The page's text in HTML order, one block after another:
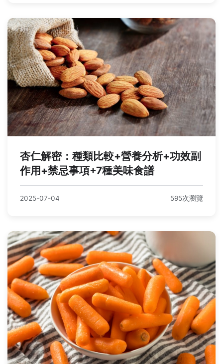
杏仁解密：種類比較+營養分析+功效副
作用+禁忌事項+7種美味食譜
2025-07-04 595次瀏覽